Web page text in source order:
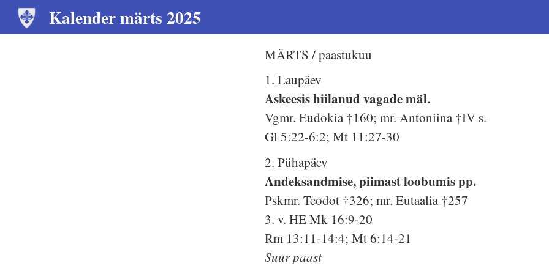
Kalender märts 2025
MÄRTS / paastukuu
1. Laupäev
Askeesis hiilanud vagade mäl.
Vgmr. Eudokia †160; mr. Antoniina †IV s.
Gl 5:22-6:2; Mt 11:27-30
2. Pühapäev
Andeksandmise, piimast loobumis pp.
Pskmr. Teodot †326; mr. Eutaalia †257
3. v. HE Mk 16:9-20
Rm 13:11-14:4; Mt 6:14-21
Suur paast